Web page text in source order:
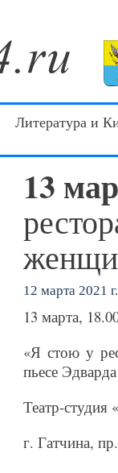
Литература и
13
12 марта 2021 г.
13 марта,
«Я стою у
пьесе
Театр-студия
г. Гатчина,